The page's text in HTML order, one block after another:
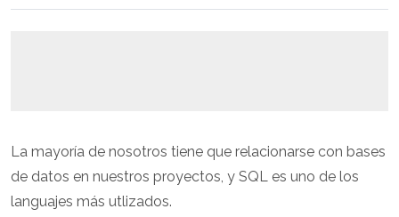
La mayoría de nosotros tiene que relacionarse con bases
de datos en nuestros proyectos, y SQL es uno de los
languajes más utlizados.